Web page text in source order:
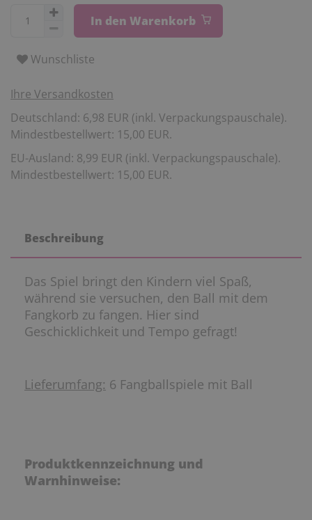
In den Warenkorb
Wunschliste
Ihre Versandkosten
Deutschland: 6,98 EUR (inkl. Verpackungspauschale).
Mindestbestellwert: 15,00 EUR.
EU-Ausland: 8,99 EUR (inkl. Verpackungspauschale).
Mindestbestellwert: 15,00 EUR.
Beschreibung
Das Spiel bringt den Kindern viel Spaß,
während sie versuchen, den Ball mit dem
Fangkorb zu fangen. Hier sind
Geschicklichkeit und Tempo gefragt!
Lieferumfang: 6 Fangballspiele mit Ball
Produktkennzeichnung und
Warnhinweise: